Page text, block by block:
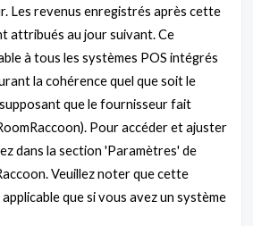
Les revenus enregistrés après cette
attribués au jour suivant. Ce
à tous les systèmes POS intégrés
la cohérence quel que soit le
que le fournisseur fait
Pour accéder et ajuster
dans la section 'Paramètres' de
Veuillez noter que cette
que si vous avez un système